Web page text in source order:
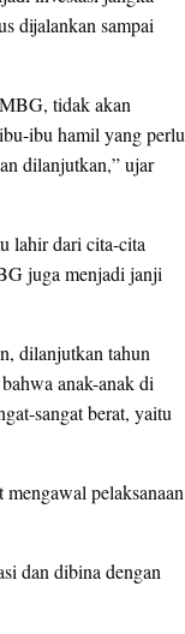
dijalankan sampai
tidak akan
ibu hamil yang perlu
dilanjutkan,” ujar
lahir dari cita-cita
juga menjadi janji
dilanjutkan tahun
anak-anak di
sangat berat, yaitu
pelaksanaan
dan dibina dengan